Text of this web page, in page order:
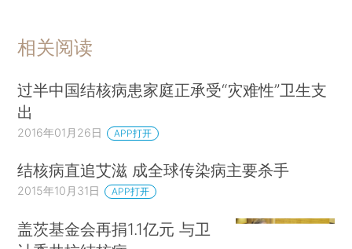
相关阅读
过半中国结核病患家庭正承受“灾难性”卫生支
出
2016年01月26日 APP打开
结核病直追艾滋 成全球传染病主要杀手
2015年10月31日 APP打开
盖茨基金会再捐1.1亿元 与卫